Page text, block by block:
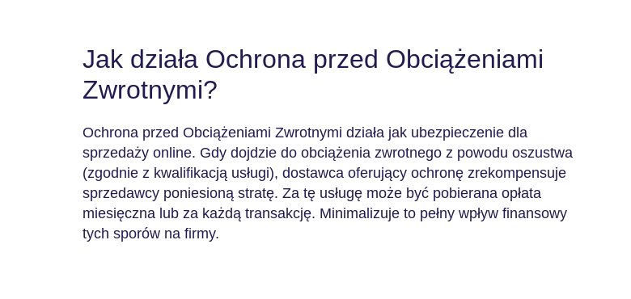
Jak działa Ochrona przed Obciążeniami
Zwrotnymi?
Ochrona przed Obciążeniami Zwrotnymi działa jak ubezpieczenie dla
sprzedaży online. Gdy dojdzie do obciążenia zwrotnego z powodu oszustwa
(zgodnie z kwalifikacją usługi), dostawca oferujący ochronę zrekompensuje
sprzedawcy poniesioną stratę. Za tę usługę może być pobierana opłata
miesięczna lub za każdą transakcję. Minimalizuje to pełny wpływ finansowy
tych sporów na firmy.